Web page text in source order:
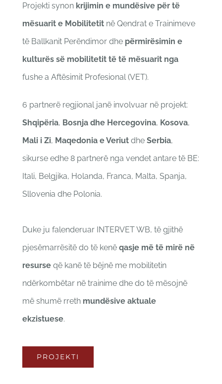
Projekti synon krijimin e mundësive për të
mësuarit e Mobilitetit në Qendrat e Trainimeve
të Ballkanit Perëndimor dhe përmirësimin e
kulturës së mobilitetit të të mësuarit nga
fushe a Aftësimit Profesional (VET).
6 partnerë regjional janë involvuar në projekt:
Shqipëria, Bosnja dhe Hercegovina, Kosova,
Mali i Zi, Maqedonia e Veriut dhe Serbia,
sikurse edhe 8 partnerë nga vendet antare të BE:
Itali, Belgjika, Holanda, Franca, Malta, Spanja,
Sllovenia dhe Polonia.
Duke ju falenderuar INTERVET WB, të gjithë
pjesëmarrësitë do të kenë qasje më të mirë në
resurse që kanë të bëjnë me mobilitetin
ndërkombëtar në trainime dhe do të mësojnë
më shumë rreth mundësive aktuale
ekzistuese.
PROJEKTI